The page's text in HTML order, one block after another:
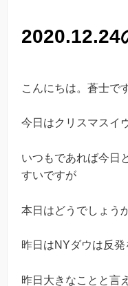
2020.12.24
こんにちは。蒼士で
今日はクリスマスイ
いつもであれば今日
すいですが
本日はどうでしょう
昨日はNYダウは反発
昨日大きなことと言